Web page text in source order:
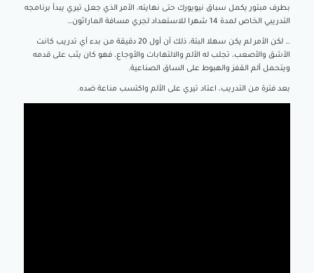
بطرف مبتور يكمل سباق نيويورك حتى نهايته، الأمر الذي جعل تيري يبدأ برنامجه
التدريبي الخاص لمدة 14 شهرا للاستعداد لجري مسافة الماراثون…
… لكن الأمر لم يكن سهلا البتة، ذلك أن أول 20 دقيقة من بدء أي تدريب كانت
الأشق والأصعب، تجلب له الألم والالتهابات والأوجاع، فهو كان يثب على قدمه
ويتحمل ألم القفز والهبوط على الساق الصناعية.
بعد فترة من التدريب، اعتاد تيري على الألم واكتسب مناعة ضده.